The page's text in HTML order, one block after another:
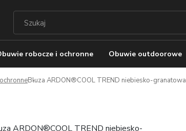
robocze i ochronne Obuwie outdoorowe
Bluza ARDON®COOL TREND niebiesko-granatowa